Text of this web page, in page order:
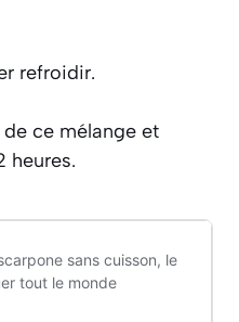
refroidir.
ce mélange et
heures.